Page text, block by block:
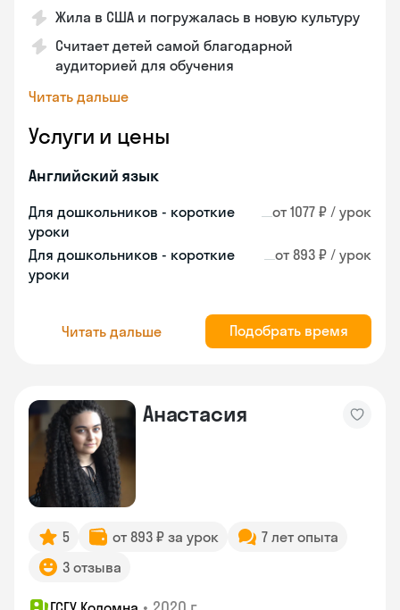
Жила в США и погружалась в новую культуру
Считает детей самой благодарной
аудиторией для обучения
Читать дальше
Услуги и цены
Английский язык
Для дошкольников - короткие
уроки
от 1077 ₽ / урок
Для дошкольников - короткие
уроки
от 893 ₽ / урок
Читать дальше Подобрать время
Анастасия
5 от 893 ₽ за урок
7 лет опыта
3 отзыва